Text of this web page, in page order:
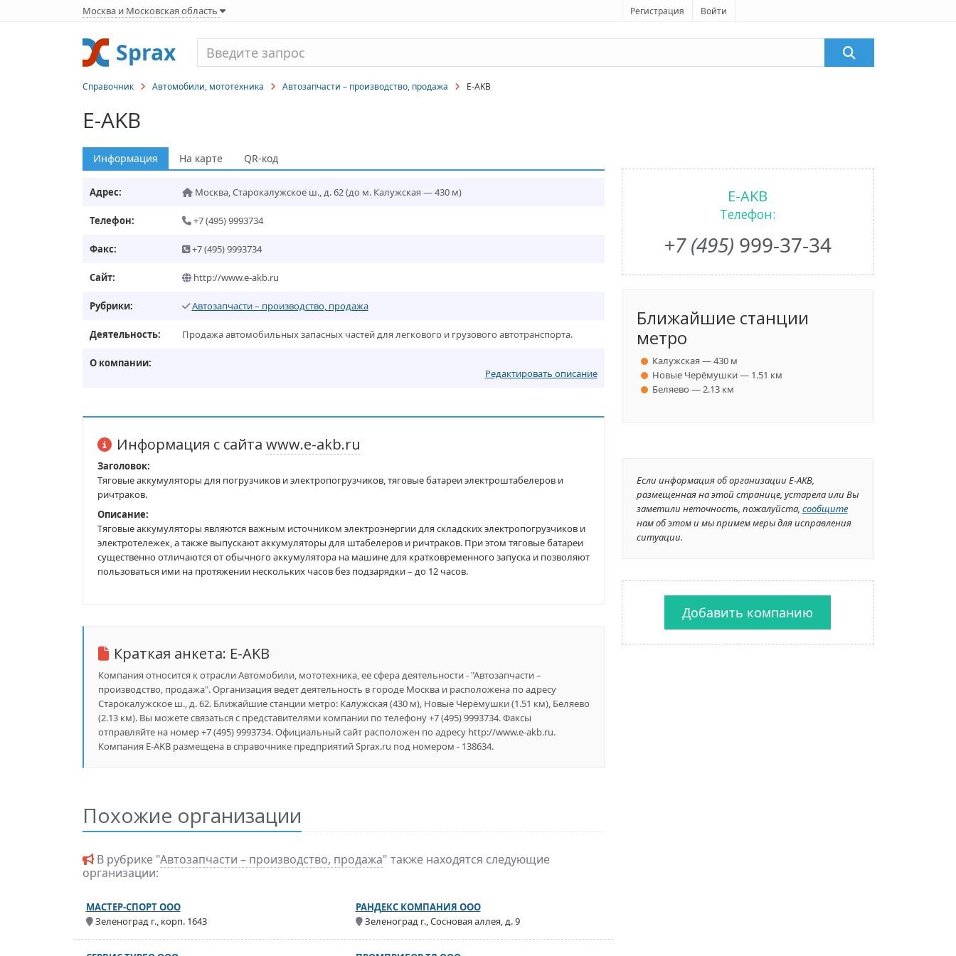
Москва и Московская область Регистрация Войти
Sprax
Справочник Автомобили, мототехника Автозапчасти – производство, продажа E-AKB
E-AKB
Информация На карте QR-код
Адрес: Москва,Старокалужское ш., д. 62(до м. Калужская — 430 м)
Телефон: +7 (495) 9993734
Факс: +7 (495) 9993734
Сайт: http://www.e-akb.ru
Рубрики: Автозапчасти – производство, продажа
Деятельность: Продажа автомобильных запасных частей для легкового и грузового автотранспорта.
О компании:
Редактировать описание
Информация с сайта www.e-akb.ru
Заголовок:
Тяговые аккумуляторы для погрузчиков и электропогрузчиков, тяговые батареи электроштабелеров и
ричтраков.
Описание:
Тяговые аккумуляторы являются важным источником электроэнергии для складских электропогрузчиков и
электротележек, а также выпускают аккумуляторы для штабелеров и ричтраков. При этом тяговые батареи
существенно отличаются от обычного аккумулятора на машине для кратковременного запуска и позволяют
пользоваться ими на протяжении нескольких часов без подзарядки – до 12 часов.
Краткая анкета: E-AKB
Компания относится к отрасли Автомобили, мототехника, ее сфера деятельности - "Автозапчасти –
производство, продажа". Организация ведет деятельность в городе Москва и расположена по адресу
Старокалужское ш., д. 62. Ближайшие станции метро: Калужская (430 м), Новые Черёмушки (1.51 км), Беляево
(2.13 км). Вы можете связаться с представителями компании по телефону +7 (495) 9993734. Факсы
отправляйте на номер +7 (495) 9993734. Официальный сайт расположен по адресу http://www.e-akb.ru.
Компания E-AKB размещена в справочнике предприятий Sprax.ru под номером - 138634.
Похожие организации
В рубрике "Автозапчасти – производство, продажа" также находятся следующие
организации:
МАСТЕР-СПОРТ ООО
Зеленоград г., корп. 1643
РАНДЕКС КОМПАНИЯ ООО
Зеленоград г., Сосновая аллея, д. 9
E-AKB
Телефон:
+7 (495) 999-37-34
Ближайшие станции
метро
Калужская — 430 м
Новые Черёмушки — 1.51 км
Беляево — 2.13 км
Если информация об организации E-AKB,
размещенная на этой странице, устарела или Вы
заметили неточность, пожалуйста, сообщите
нам об этом и мы примем меры для исправления
ситуации.
Добавить компанию